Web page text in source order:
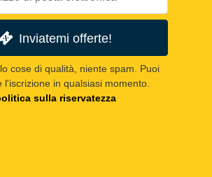
Inviatemi offerte!
cose di qualità, niente spam. Puoi
l'iscrizione in qualsiasi momento.
sulla riservatezza